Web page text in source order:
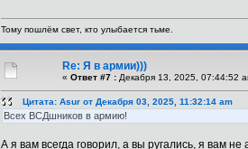
Тому пошлём свет, кто улыбается тьме.
Re: Я в армии)))
« Ответ #7 : Декабря 13, 2025, 07:44:52
Цитата: Asur от Декабря 03, 2025, 11:32:14 am
Всех ВСДшников в армию!
А я вам всегда говорил, а вы ругались, я вам не